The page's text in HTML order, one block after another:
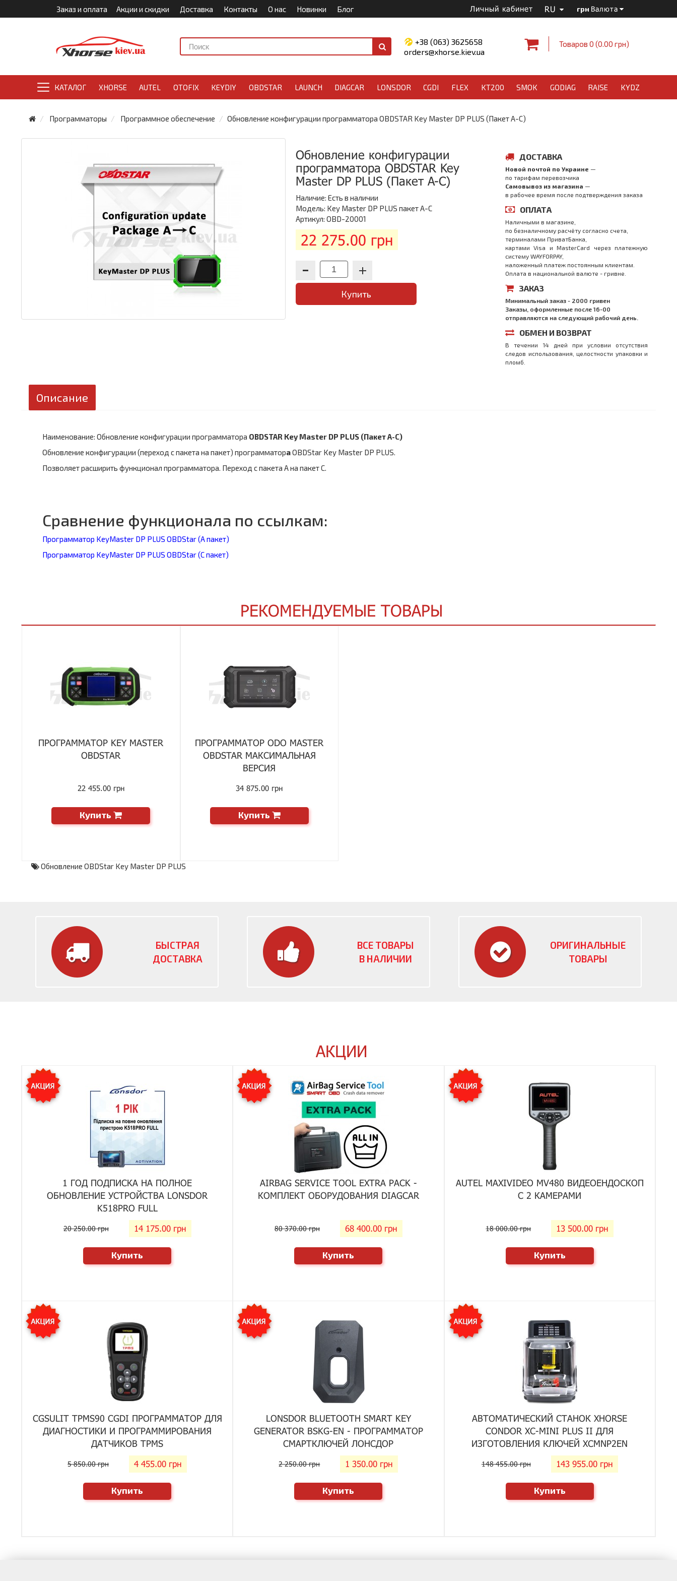
Заказ и оплата Акции и скидки Доставка Контакты О нас Новинки Блог Личный кабинет RU грн Валюта
+38 (063) 3625658
orders@xhorse.kiev.ua
Товаров 0 (0.00 грн)
КАТАЛОГ XHORSE AUTEL OTOFIX KEYDIY OBDSTAR LAUNCH DIAGCAR LONSDOR CGDI FLEX KT200 SMOK GODIAG RAISE KYDZ
Программаторы Программное обеспечение Обновление конфигурации программатора OBDSTAR Key Master DP PLUS (Пакет A-C)
Обновление конфигурации
программатора OBDSTAR Key
Master DP PLUS (Пакет A-C)
Наличие: Есть в наличии
Модель: Key Master DP PLUS пакет A-C
Артикул: OBD-20001
22 275.00 грн
Купить
ДОСТАВКА
Новой почтой по Украине —
по тарифам перевозчика
Самовывоз из магазина —
в рабочее время после подтверждения заказа
ОПЛАТА
Наличными в магазине,
по безналичному расчёту согласно счета,
терминалами ПриватБанка,
картами Visa и MasterCard через платежную
систему WAYFORPAY,
наложенный платеж постоянным клиентам.
Оплата в национальной валюте - гривне.
ЗАКАЗ
Минимальный заказ - 2000 гривен
Заказы, оформленные после 16-00
отправляются на следующий рабочий день.
ОБМЕН И ВОЗВРАТ
В течении 14 дней при условии отсутствия
следов использования, целостности упаковки и
пломб.
Описание
Наименование: Обновление конфигурации программатора OBDSTAR Key Master DP PLUS (Пакет A-C)
Обновление конфигурации (переход с пакета на пакет) программатораOBDStar Key Master DP PLUS.
Позволяет расширить функционал программатора. Переход с пакета А на пакет С.
Сравнение функционала по ссылкам:
Программатор KeyMaster DP PLUS OBDStar (А пакет)
Программатор KeyMaster DP PLUS OBDStar (С пакет)
РЕКОМЕНДУЕМЫЕ ТОВАРЫ
ПРОГРАММАТОР KEY MASTER
OBDSTAR
22 455.00 грн
Купить
ПРОГРАММАТОР ODO MASTER
OBDSTAR МАКСИМАЛЬНАЯ
ВЕРСИЯ
34 875.00 грн
Купить
Обновление OBDStar Key Master DP PLUS
БЫСТРАЯ
ДОСТАВКА
ВСЕ ТОВАРЫ
В НАЛИЧИИ
ОРИГИНАЛЬНЫЕ
ТОВАРЫ
АКЦИИ
1 ГОД ПОДПИСКА НА ПОЛНОЕ
ОБНОВЛЕНИЕ УСТРОЙСТВА LONSDOR
K518PRO FULL
20 250.00 грн 14 175.00 грн
Купить
AIRBAG SERVICE TOOL EXTRA PACK -
КОМПЛЕКТ ОБОРУДОВАНИЯ DIAGCAR
80 370.00 грн 68 400.00 грн
Купить
AUTEL MAXIVIDEO MV480 ВИДЕОЕНДОСКОП
С 2 КАМЕРАМИ
18 000.00 грн 13 500.00 грн
Купить
CGSULIT TPMS90 CGDI ПРОГРАММАТОР ДЛЯ
ДИАГНОСТИКИ И ПРОГРАММИРОВАНИЯ
ДАТЧИКОВ TPMS
5 850.00 грн 4 455.00 грн
Купить
LONSDOR BLUETOOTH SMART KEY
GENERATOR BSKG-EN - ПРОГРАММАТОР
СМАРТКЛЮЧЕЙ ЛОНСДОР
2 250.00 грн 1 350.00 грн
Купить
АВТОМАТИЧЕСКИЙ СТАНОК XHORSE
CONDOR XC-MINI PLUS II ДЛЯ
ИЗГОТОВЛЕНИЯ КЛЮЧЕЙ XCMNP2EN
148 455.00 грн 143 955.00 грн
Купить